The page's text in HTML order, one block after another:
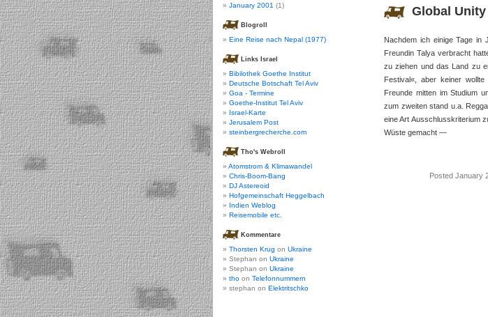
Global Unity
Nachdem ich einige Tage in
Freundin Talya verbracht
zu ziehen und das Land zu
Festival«, aber keiner
Freunde mitten im Studium
zum zweiten stand u.a.
eine Art Ausschlusskriterium
Wüste gemacht —
Posted January
January 2001 (1)
Blogroll
Eine Reise nach Nepal (1977)
Links Israel
Bibilothek Goethe Institut
Deutsche Botschaft Tel Aviv
Goa - Termine
Goethe-Institut Tel Aviv
Israel-Karte
Jerusalem Post
steinbergrecherche.com
Tho's Webroll
Atomstrom & Klimawandel
Chris-Boom-Bang
DJ Astereoid
Hofgemeinschaft Heggelbach
Indien Weblog
Reisemobile etc.
Kommentare
Thorsten Krug on Ukraine
Stephan on Ukraine
Stephan on Ukraine
tho on Telefonnummern
stephan on Elektritschko